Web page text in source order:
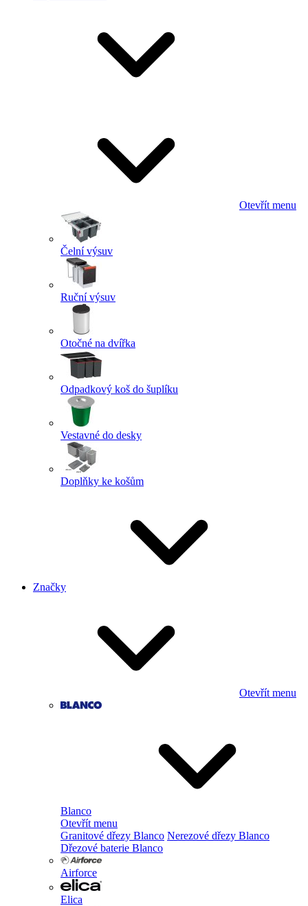
Otevřít menu
Čelní výsuv
Ruční výsuv
Otočné na dvířka
Odpadkový koš do šuplíku
Vestavné do desky
Doplňky ke košům
Značky
Otevřít menu
Blanco
Otevřít menu
Granitové dřezy Blanco Nerezové dřezy Blanco
Dřezové baterie Blanco
Airforce
Elica